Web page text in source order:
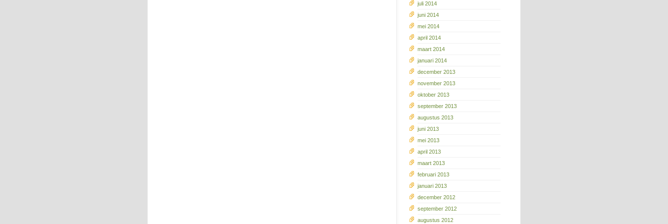
juli 2014
juni 2014
mei 2014
april 2014
maart 2014
januari 2014
december 2013
november 2013
oktober 2013
september 2013
augustus 2013
juni 2013
mei 2013
april 2013
maart 2013
februari 2013
januari 2013
december 2012
september 2012
augustus 2012